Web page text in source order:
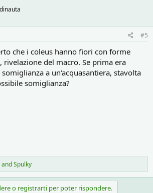
#5
che i coleus hanno fiori con forme
rivelazione del macro. Se prima era
a un'acquasantiera, stavolta
somiglianza?
andSpulky
o registrarti per poter rispondere.